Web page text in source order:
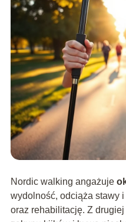
Nordic walking angażuje
wydolność, odciąża stawy
oraz rehabilitację. Z